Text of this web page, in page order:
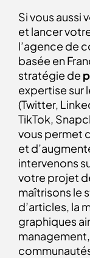
Si vous aussi
et lancer
l’agence de
basée en
stratégie de
expertise sur
(Twitter,
TikTok,
vous permet
et
intervenons
votre projet
maîtrisons le
d’articles, la
graphiques
management,